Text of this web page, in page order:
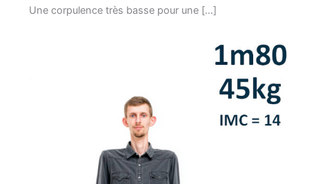
Une corpulence très basse pour une […]